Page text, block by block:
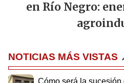
en Río Negro:
NOTICIAS MÁS VISTAS